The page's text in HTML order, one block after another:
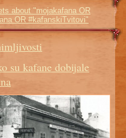
about "mojakafana OR
OR #kafanskiTvitovi"
su kafane dobijale